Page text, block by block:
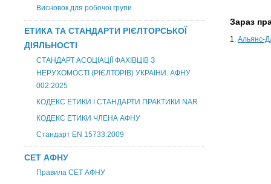
Висновок для робочої групи
ЕТИКА ТА СТАНДАРТИ РІЄЛТОРСЬКОЇ
ДІЯЛЬНОСТІ
СТАНДАРТ АСОЦІАЦІЇ ФАХІВЦІВ З
НЕРУХОМОСТІ (РІЄЛТОРІВ) УКРАЇНИ. АФНУ
002:2025
КОДЕКС ЕТИКИ І СТАНДАРТИ ПРАКТИКИ NAR
КОДЕКС ЕТИКИ ЧЛЕНА АФНУ
Стандарт EN 15733:2009
СЕТ АФНУ
Правила СЕТ АФНУ
Зараз
1. Альянс-